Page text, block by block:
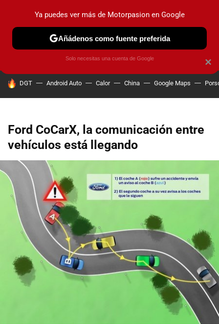
PRUEBAS COCHES ELÉCTRICOS OBSERVATORIO
HOY SE HABLA DE
DGT Android Auto Calor China Google Maps
Ford CoCarX, la comunicación entre
vehículos está llegando
×
Ya puedes ver más de Motorpasion en Google
Añádenos como fuente preferida
Solo necesitas una cuenta de Google